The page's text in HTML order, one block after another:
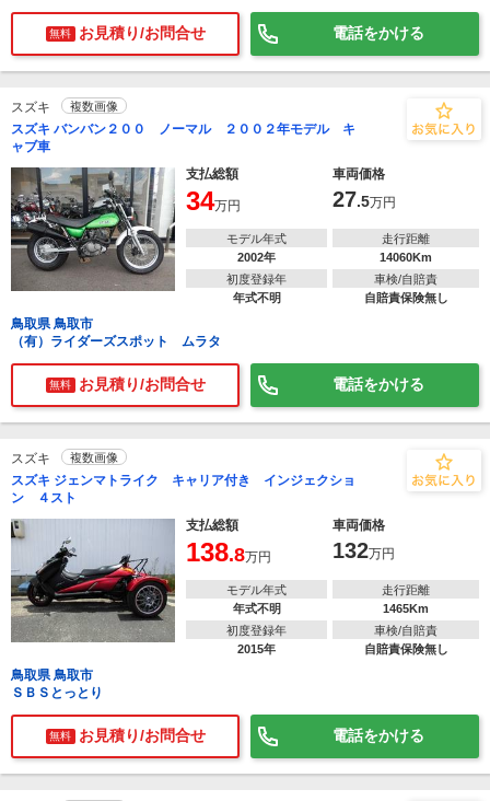
無料 お見積り/お問合せ 電話をかける
スズキ 複数画像
スズキ バンバン２００ ノーマル ２００２年モデル キ
ャブ車
支払総額
車両価格
34万円 27.5万円
モデル年式
2002年
走行距離
14060Km
初度登録年
年式不明
車検/自賠責
自賠責保険無し
鳥取県 鳥取市
（有）ライダーズスポット ムラタ
無料 お見積り/お問合せ 電話をかける
スズキ 複数画像
スズキ ジェンマトライク キャリア付き インジェクショ
ン ４スト
支払総額
車両価格
138.8万円 132万円
モデル年式
年式不明
走行距離
1465Km
初度登録年
2015年
車検/自賠責
自賠責保険無し
鳥取県 鳥取市
ＳＢＳとっとり
無料 お見積り/お問合せ 電話をかける